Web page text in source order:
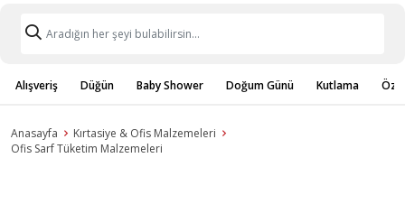
Alışveriş Düğün Baby Shower Doğum Günü Kutlama
Anasayfa
Kırtasiye & Ofis Malzemeleri
Ofis Sarf Tüketim Malzemeleri